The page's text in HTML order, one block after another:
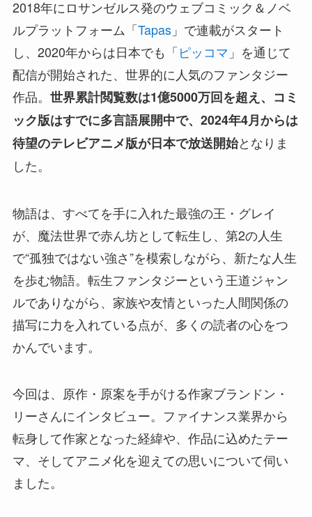
2018年にロサンゼルス発のウェブコミック＆ノベ
ルプラットフォーム「Tapas」で連載がスタート
し、2020年からは日本でも「ピッコマ 」を通じて
配信が開始された、世界的に人気のファンタジー
作品。 世界累計閲覧数は1億5000万回を超え、コミ
ック版はすでに多言語展開中で、2024年4月からは
待望のテレビアニメ版が日本で放送開始となりま
した。
物語は、すべてを手に入れた最強の王・グレイ
が、魔法世界で赤ん坊として転生し、第2の人生
で“孤独ではない強さ”を模索しながら、新たな人生
を歩む物語。転生ファンタジーという王道ジャン
ルでありながら、家族や友情といった人間関係の
描写に力を入れている点が、多くの読者の心をつ
かんでいます。
今回は、原作・原案を手がける作家ブランドン・
リーさんにインタビュー。ファイナンス業界から
転身して作家となった経緯や、作品に込めたテー
マ、そしてアニメ化を迎えての思いについて伺い
ました。